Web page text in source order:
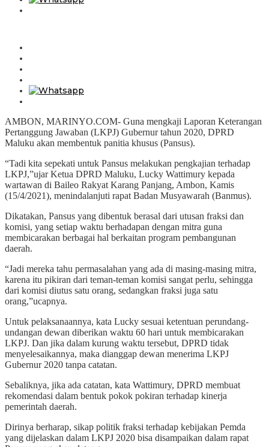
AMBON, MARINYO.COM- Guna mengkaji Laporan Keterangan
Pertanggung Jawaban (LKPJ) Gubernur tahun 2020, DPRD
Maluku akan membentuk panitia khusus (Pansus).
“Tadi kita sepekati untuk Pansus melakukan pengkajian terhadap
LKPJ,”ujar Ketua DPRD Maluku, Lucky Wattimury kepada
wartawan di Baileo Rakyat Karang Panjang, Ambon, Kamis
(15/4/2021), menindalanjuti rapat Badan Musyawarah (Banmus).
Dikatakan, Pansus yang dibentuk berasal dari utusan fraksi dan
komisi, yang setiap waktu berhadapan dengan mitra guna
membicarakan berbagai hal berkaitan program pembangunan
daerah.
“Jadi mereka tahu permasalahan yang ada di masing-masing mitra,
karena itu pikiran dari teman-teman komisi sangat perlu, sehingga
dari komisi diutus satu orang, sedangkan fraksi juga satu
orang,”ucapnya.
Untuk pelaksanaannya, kata Lucky sesuai ketentuan perundang-
undangan dewan diberikan waktu 60 hari untuk membicarakan
LKPJ. Dan jika dalam kurung waktu tersebut, DPRD tidak
menyelesaikannya, maka dianggap dewan menerima LKPJ
Gubernur 2020 tanpa catatan.
Sebaliknya, jika ada catatan, kata Wattimury, DPRD membuat
rekomendasi dalam bentuk pokok pokiran terhadap kinerja
pemerintah daerah.
Dirinya berharap, sikap politik fraksi terhadap kebijakan Pemda
yang dijelaskan dalam LKPJ 2020 bisa disampaikan dalam rapat